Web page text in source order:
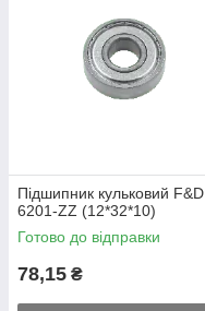
Підшипник кульковий F&D
6201-ZZ (12*32*10)
Готово до відправки
78,15 ₴